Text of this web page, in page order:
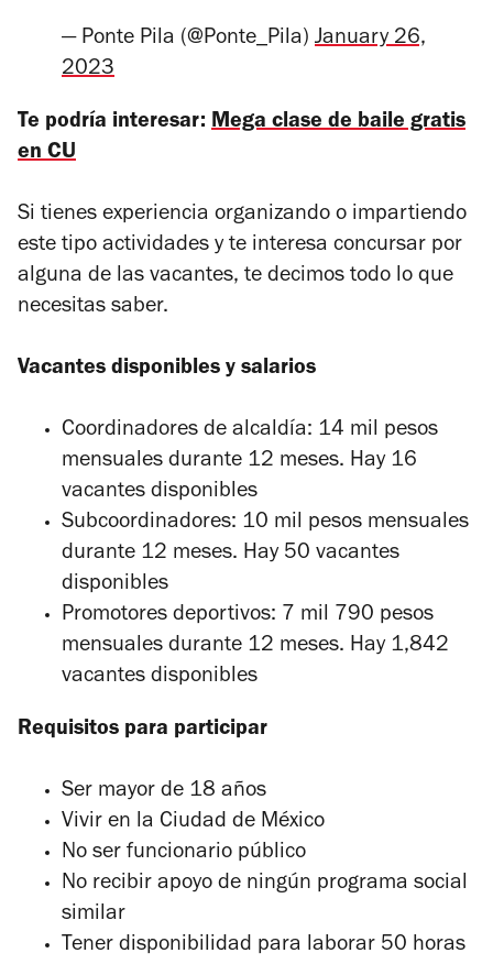
— Ponte Pila (@Ponte_Pila) January 26,
2023
Te podría interesar: Mega clase de baile gratis
en CU
Si tienes experiencia organizando o impartiendo
este tipo actividades y te interesa concursar por
alguna de las vacantes, te decimos todo lo que
necesitas saber.
Vacantes disponibles y salarios
Coordinadores de alcaldía: 14 mil pesos
mensuales durante 12 meses. Hay 16
vacantes disponibles
Subcoordinadores: 10 mil pesos mensuales
durante 12 meses. Hay 50 vacantes
disponibles
Promotores deportivos: 7 mil 790 pesos
mensuales durante 12 meses. Hay 1,842
vacantes disponibles
Requisitos para participar
Ser mayor de 18 años
Vivir en la Ciudad de México
No ser funcionario público
No recibir apoyo de ningún programa social
similar
Tener disponibilidad para laborar 50 horas